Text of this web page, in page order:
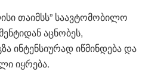
თაიმსს” საავტომობილო
აცნობეს,
ინტენსიურად იწმინდება და
იყრება.